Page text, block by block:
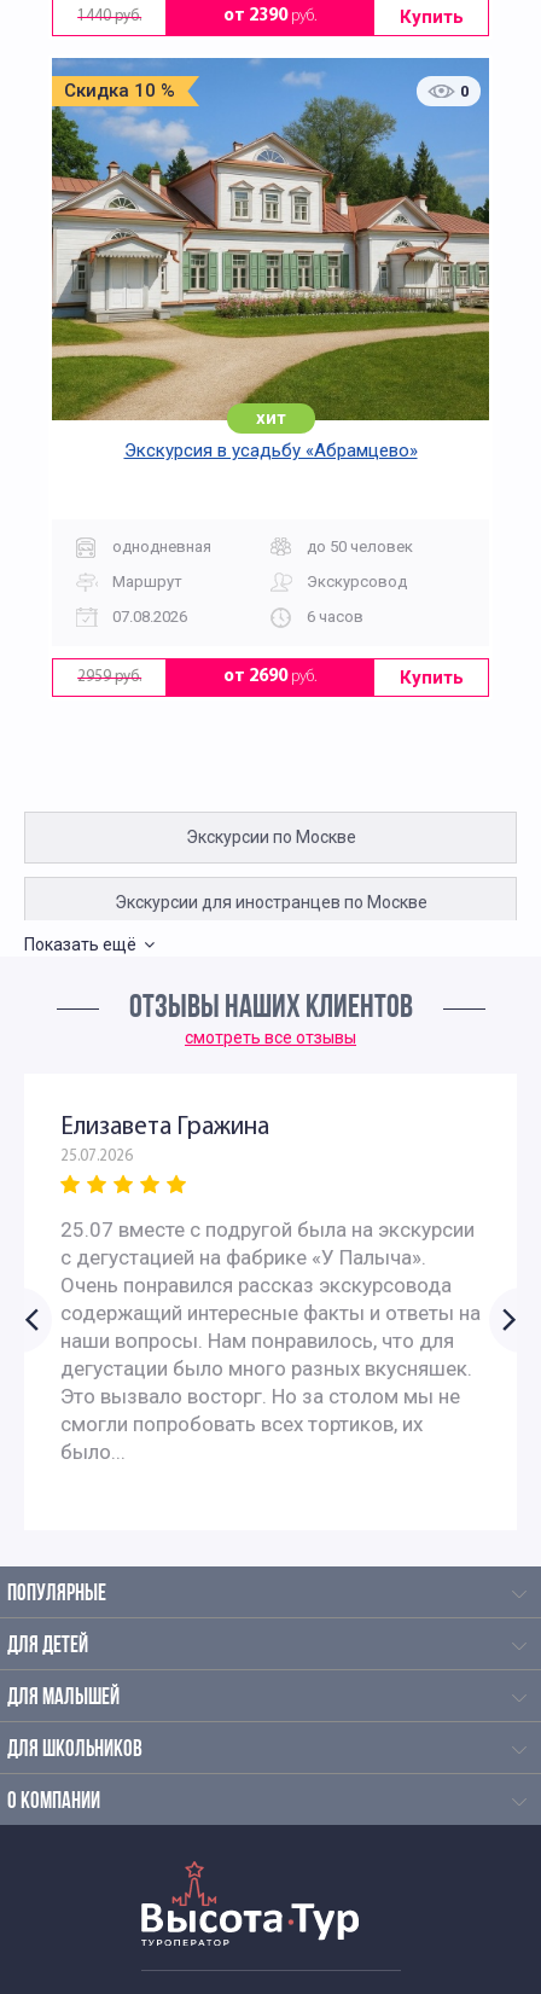
1440 руб. от 2390руб. Купить
Скидка 10 % 0
хит
Экскурсия в усадьбу «Абрамцево»
однодневная
до 50 человек
Маршрут
Экскурсовод
07.08.2026
6 часов
2959 руб. от 2690руб. Купить
Экскурсии по Москве
Экскурсии для иностранцев по Москве
Экскурсии в Кремль для иностранцев
Экскурсии по Москве на французском
Экскурсии по Москве на испанском языке
Экскурсии по Москве на итальянском языке
Экскурсии по Москве на катере
Экскурсии по Москве реке на речном трамвайчике от
Киевского вокзала
Показать ещё
ОТЗЫВЫ НАШИХ КЛИЕНТОВ
смотреть все отзывы
Елизавета Гражина
25.07.2026
25.07 вместе с подругой была на экскурсии
с дегустацией на фабрике «У Палыча».
Очень понравился рассказ экскурсовода
содержащий интересные факты и ответы на
наши вопросы. Нам понравилось, что для
дегустации было много разных вкусняшек.
Это вызвало восторг. Но за столом мы не
смогли попробовать всех тортиков, их
было...
ПОПУЛЯРНЫЕ
ДЛЯ ДЕТЕЙ
ДЛЯ МАЛЫШЕЙ
ДЛЯ ШКОЛЬНИКОВ
О КОМПАНИИ